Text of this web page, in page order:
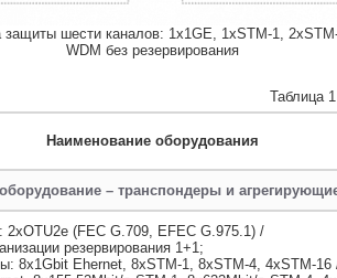
шести каналов: 1x1GE, 1xSTM-1,
WDM без резервирования
Таблица
Наименование оборудования
– транспондеры и
(FEC G.709, EFEC G.975.1) /
резервирования 1+1;
8х1Gbit Ehernet, 8xSTM-1, 8xSTM-4, 4xSTM-16